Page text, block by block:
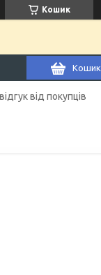
Кошик
Кошик
від покупців